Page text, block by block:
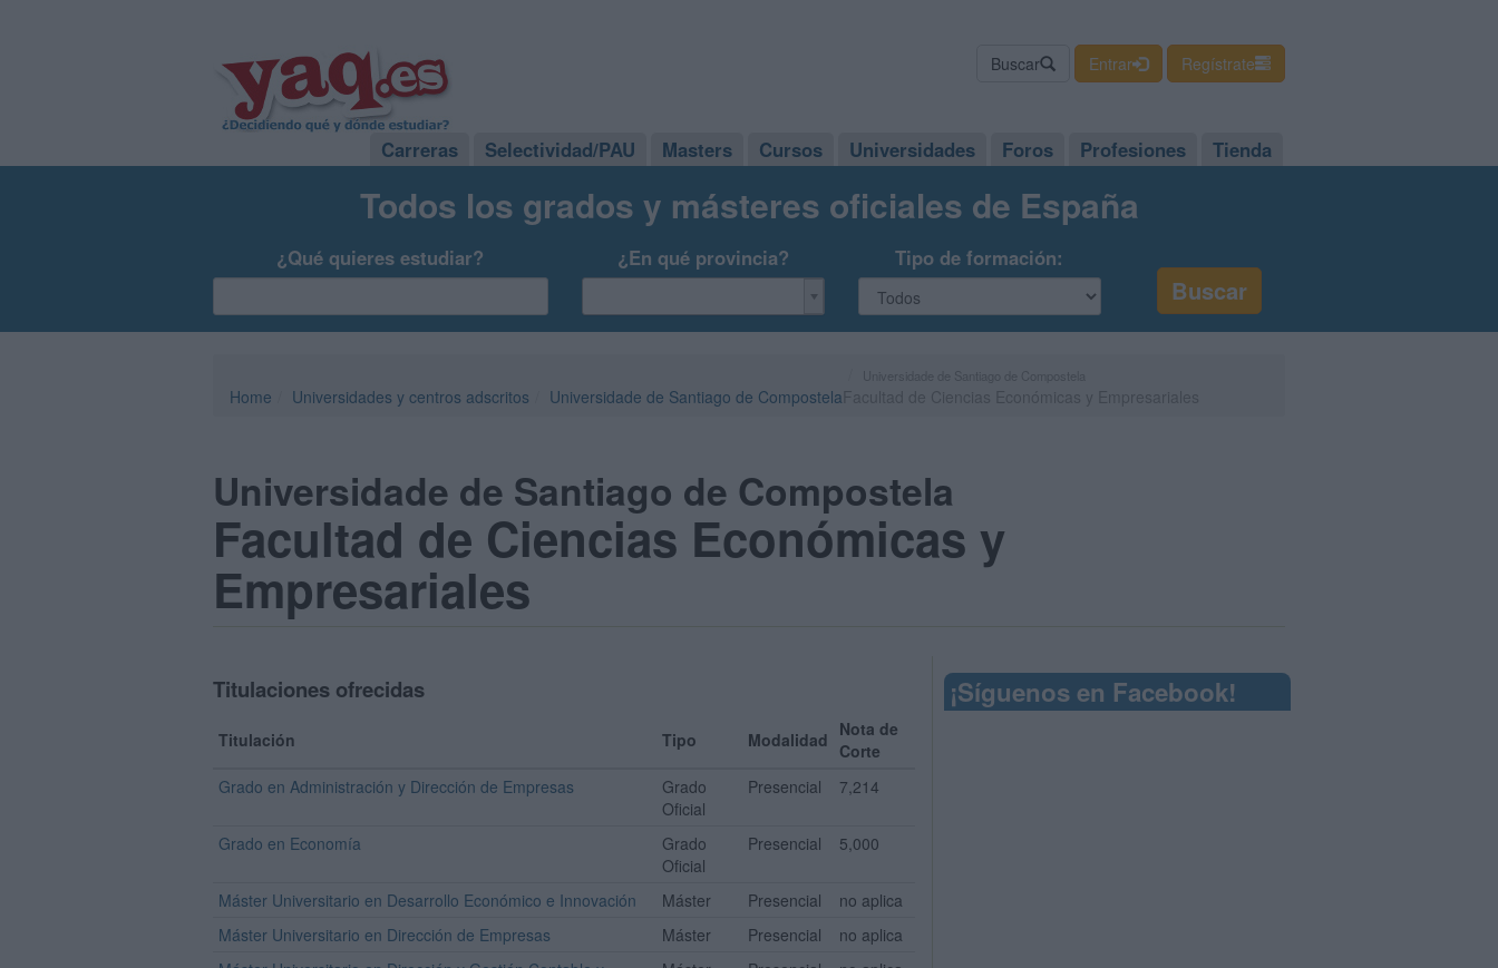
Buscar Entrar Regístrate
Carreras Selectividad/PAU Masters Cursos Universidades Foros Profesiones Tienda
Todos los grados y másteres oficiales de España
¿Qué quieres estudiar? ¿En qué provincia? Tipo de formación:
Home Universidades y centros adscritos Universidade de Santiago de Compostela
Universidade de Santiago de Compostela
Facultad de Ciencias Económicas y
Empresariales
Titulaciones ofrecidas
Titulación Tipo Modalidad Nota de
Corte
Grado en Administración y Dirección de Empresas
Grado
Oficial
Presencial 7,214
Grado en Economía
Grado
Oficial
Presencial 5,000
Máster Universitario en Desarrollo Económico e Innovación Máster Presencial
no aplica
Máster Universitario en Dirección de Empresas
Máster Presencial
no aplica
¡Síguenos en Facebook!